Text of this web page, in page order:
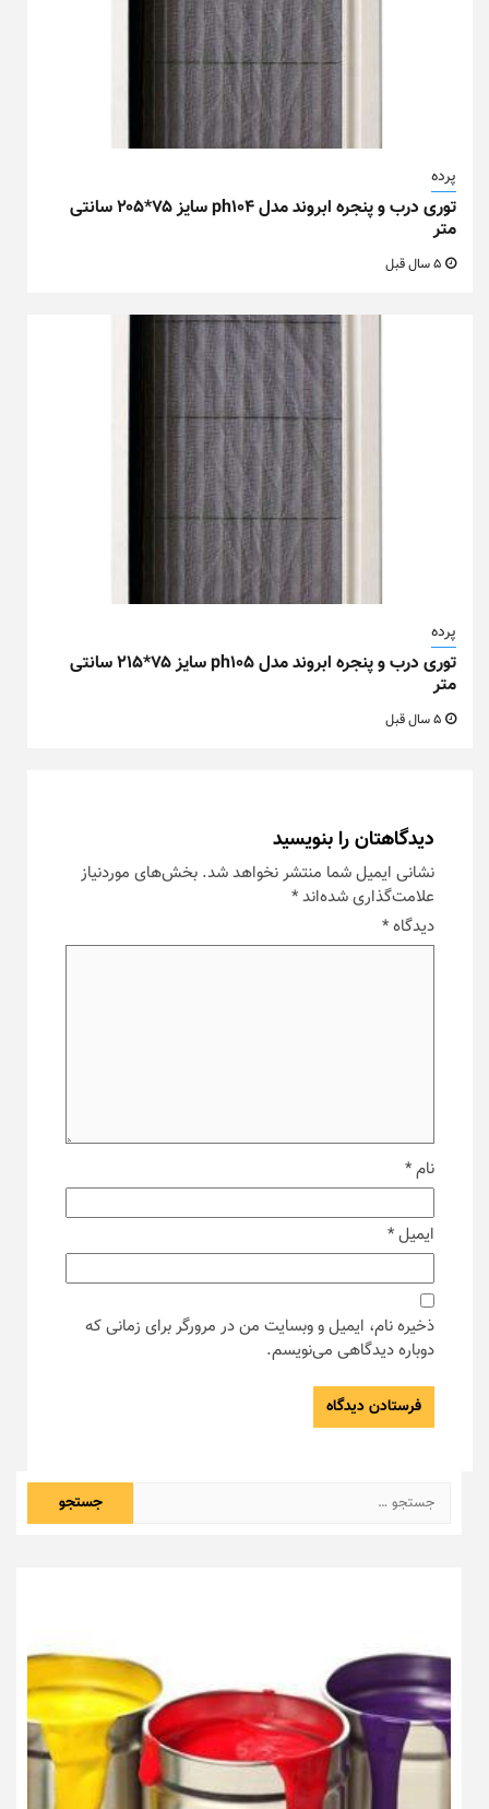
پرده
توری درب و پنجره ابروند مدل ph104 سایز ۷۵*۲۰۵ سانتی
متر
پرده
توری درب و پنجره ابروند مدل ph105 سایز ۷۵*۲۱۵ سانتی
متر
دیدگاهتان را بنویسید
نشانی ایمیل شما منتشر نخواهد شد. بخش‌های موردنیاز
علامت‌گذاری شده‌اند*
دیدگاه*
نام*
ایمیل*
ذخیره نام، ایمیل و وبسایت من در مرورگر برای زمانی که
دوباره دیدگاهی می‌نویسم.
جستجو
برای: